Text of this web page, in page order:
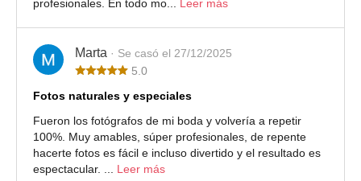
profesionales. En todo mo... Leer más
Marta · Se casó el 27/12/2025
5.0
Fotos naturales y especiales
Fueron los fotógrafos de mi boda y volvería a repetir
100%. Muy amables, súper profesionales, de repente
hacerte fotos es fácil e incluso divertido y el resultado es
espectacular. ... Leer más